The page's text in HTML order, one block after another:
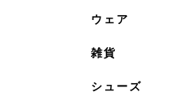
ウェア
雑貨
シューズ